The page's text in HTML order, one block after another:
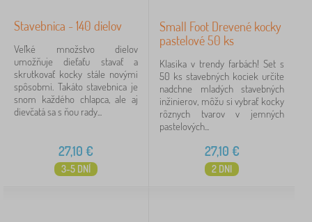
Stavebnica - 140 dielov
Veľké množstvo dielov
umožňuje dieťaťu stavať a
skrutkovať kocky stále novými
spôsobmi. Takáto stavebnica je
snom každého chlapca, ale aj
dievčatá sa s ňou rady...
27,10 €
3-5 DNÍ
Small Foot Drevené kocky
pastelové 50 ks
Klasika v trendy farbách! Set s
50 ks stavebných kociek určite
nadchne mladých stavebných
inžinierov, môžu si vybrať kocky
rôznych tvarov v jemných
pastelových...
27,10 €
2 DNI